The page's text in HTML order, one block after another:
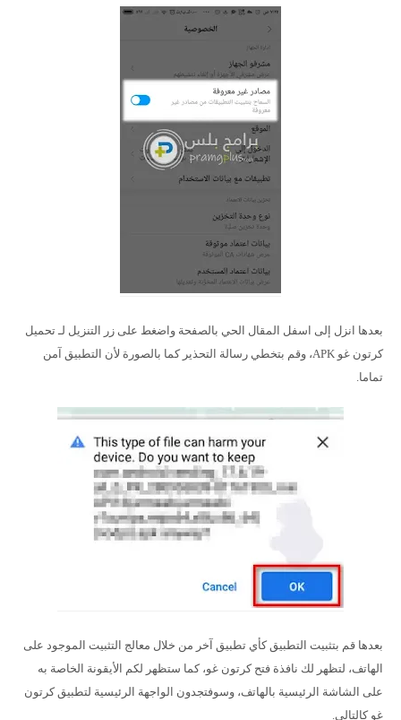
بعدها انزل إلى اسفل المقال الحي بالصفحة واضغط على زر التنزيل لـ تحميل
كرتون غو APK، وقم بتخطي رسالة التحذير كما بالصورة لأن التطبيق آمن
تماما.
بعدها قم بتثبيت التطبيق كأي تطبيق آخر من خلال معالج التثبيت الموجود على
الهاتف، لتظهر لك نافذة فتح كرتون غو، كما ستظهر لكم الأيقونة الخاصة به
على الشاشة الرئيسية بالهاتف، وسوفتجدون الواجهة الرئيسية لتطبيق كرتون
غو كالتالي.